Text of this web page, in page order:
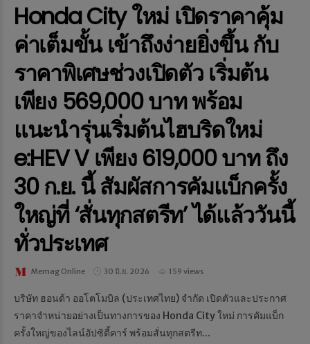
Honda City ใหม่ เปิดราคาคุ้ม
ค่าเต็มขั้น เข้าถึงง่ายยิ่งขึ้น กับ
ราคาพิเศษช่วงเปิดตัว เริ่มต้น
เพียง 569,000 บาท พร้อม
แนะนำรุ่นเริ่มต้นไฮบริดใหม่
e:HEV V เพียง 619,000 บาท ถึง
30 ก.ย. นี้ สัมผัสการคัมแบ็กครั้ง
ใหญ่ที่ ‘สั่นทุกสตรีท’ ได้แล้ววันนี้
ทั่วประเทศ
Memag Online 30 มิ.ย. 2026 159 views
บริษัท ฮอนด้า ออโตโมบิล (ประเทศไทย) จำกัด เปิดตัวและประกาศ
ราคาจำหน่ายอย่างเป็นทางการของ Honda City ใหม่ การคัมแบ็ก
ครั้งใหญ่ของไลน์อัปซิตี้คาร์ พร้อมสั่นทุกสตรีท...